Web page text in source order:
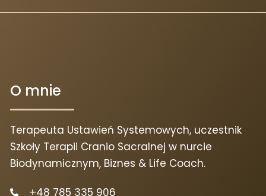
O mnie
Terapeuta Ustawień Systemowych, uczestnik
Szkoły Terapii Cranio Sacralnej w nurcie
Biodynamicznym, Biznes & Life Coach.
+48 785 335 906